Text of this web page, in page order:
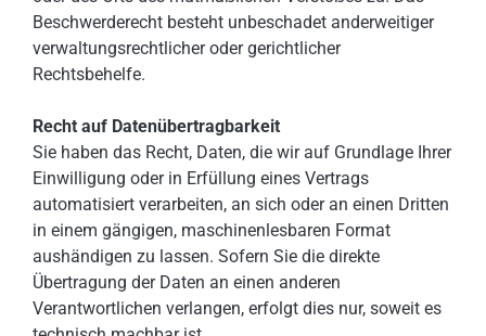
Beschwerderecht besteht unbeschadet anderweitiger
verwaltungsrechtlicher oder gerichtlicher
Rechtsbehelfe.
Recht auf Daten­übertrag­barkeit
Sie haben das Recht, Daten, die wir auf Grundlage Ihrer
Einwilligung oder in Erfüllung eines Vertrags
automatisiert verarbeiten, an sich oder an einen Dritten
in einem gängigen, maschinenlesbaren Format
aushändigen zu lassen. Sofern Sie die direkte
Übertragung der Daten an einen anderen
Verantwortlichen verlangen, erfolgt dies nur, soweit es